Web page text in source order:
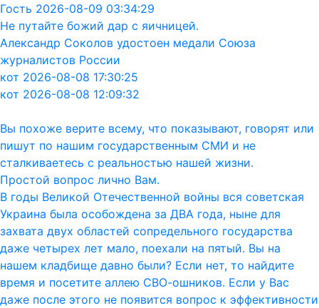
Гость 2026-08-09 03:34:29
Не путайте божий дар с яичницей.
Александр Соколов удостоен медали Союза
журналистов России
кот 2026-08-08 17:30:25
кот 2026-08-08 12:09:32
Вы похоже верите всему, что показывают, говорят или
пишут по нашим государственным СМИ и не
сталкиваетесь с реальностью нашей жизни.
Простой вопрос лично Вам.
В годы Великой Отечественной войны вся советская
Украина была особождена за ДВА года, ныне для
захвата двух областей сопредельного государства
даже четырех лет мало, поехали на пятый. Вы на
нашем кладбище давно были? Если нет, то найдите
время и посетите аллею СВО-ошников. Если у Вас
даже после этого не появится вопрос к эффективности